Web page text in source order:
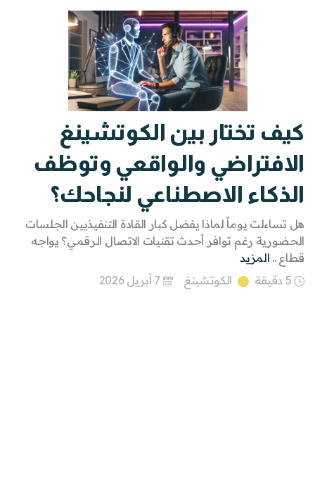
كيف تختار بين الكوتشينغ
الافتراضي والواقعي وتوظف
الذكاء الاصطناعي لنجاحك؟
هل تساءلت يوماً لماذا يفضل كبار القادة التنفيذيين الجلسات
الحضورية رغم توافر أحدث تقنيات الاتصال الرقمي؟ يواجه
قطاع .. المزيد
5 دقيقة
الكوتشينغ